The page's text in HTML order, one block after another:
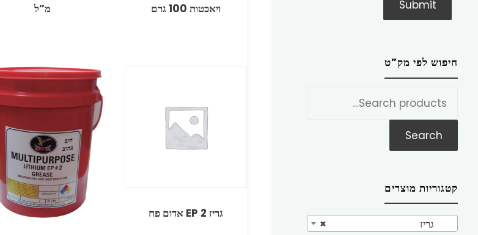
ויאכטות 100 גרם
מ”ל
גריז 2 EP אדום פח
חיפוש לפי מק”ט
Search
קטגוריות מוצרים
× גריז